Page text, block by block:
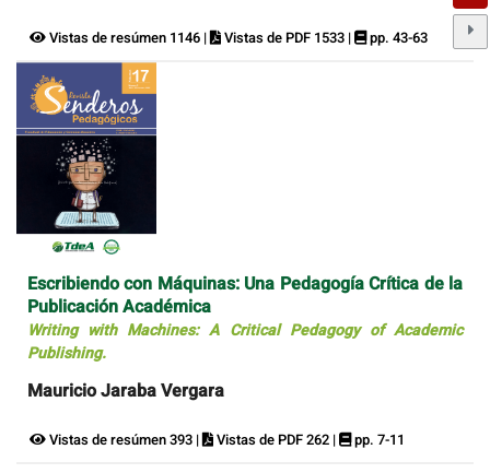
Vistas de resúmen 1146 | Vistas de PDF 1533 | pp. 43-63
Escribiendo con Máquinas: Una Pedagogía Crítica de la
Publicación Académica
Writing with Machines: A Critical Pedagogy of Academic
Publishing.
Mauricio Jaraba Vergara
Vistas de resúmen 393 | Vistas de PDF 262 | pp. 7-11